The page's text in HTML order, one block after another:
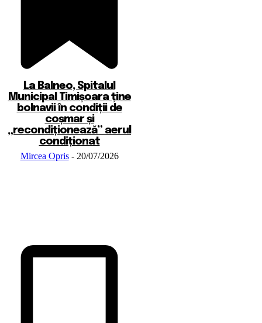
La Balneo, Spitalul
Municipal Timișoara ține
bolnavii în condiții de
coșmar și
„recondiționează” aerul
condiționat
Mircea Opris - 20/07/2026